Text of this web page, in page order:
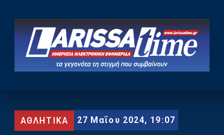
ΑΘΛΗΤΙΚΑ 27 Μαΐου 2024, 19:07